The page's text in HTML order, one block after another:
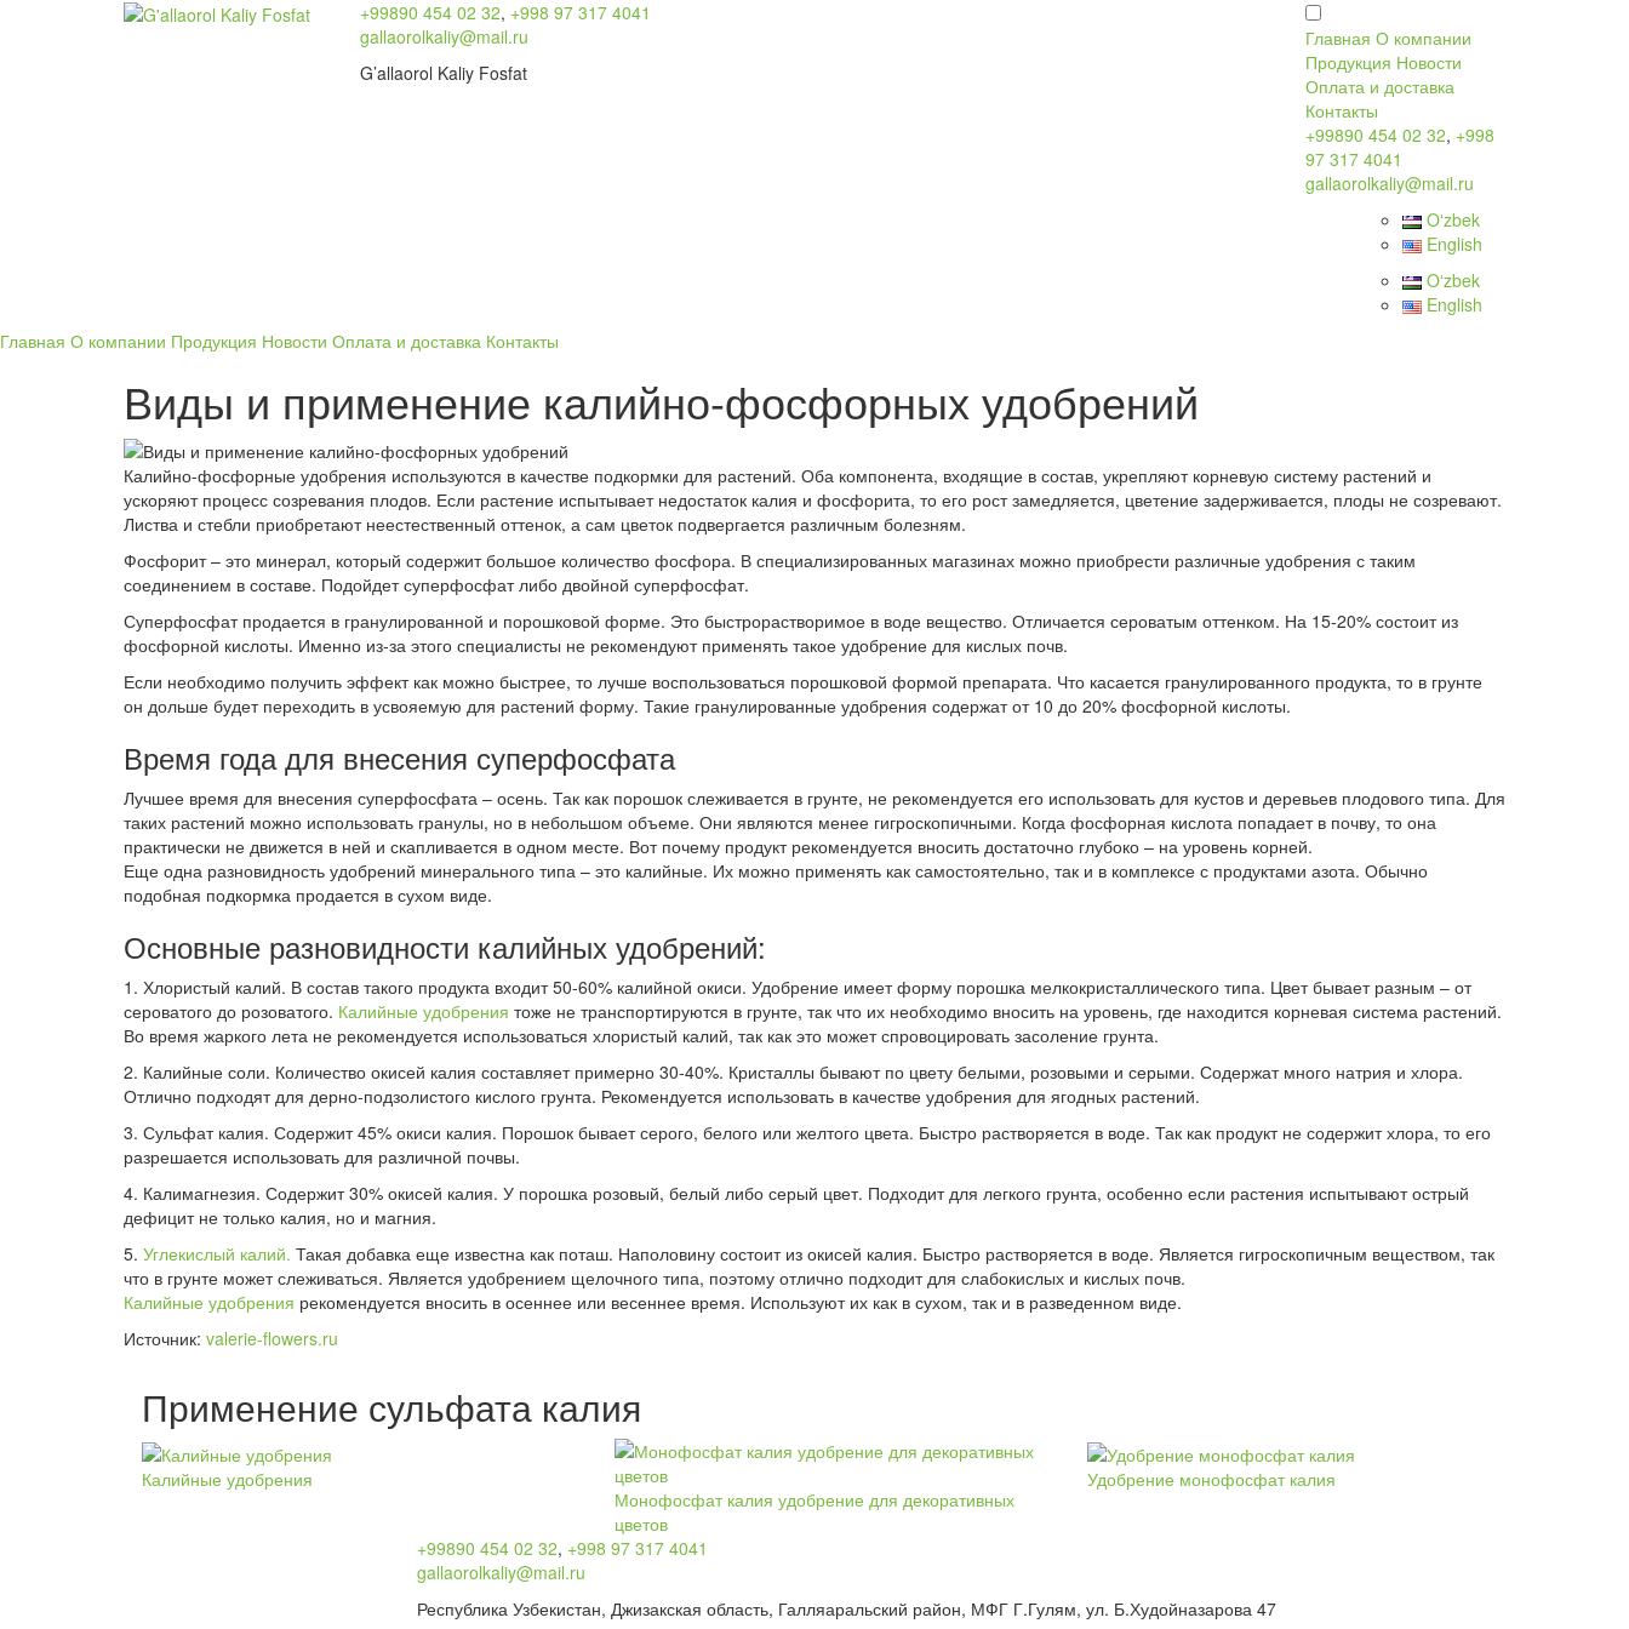
+99890 454 02 32, +998 97 317 4041
gallaorolkaliy@mail.ru
G’allaorol Kaliy Fosfat
Главная О компании
Продукция Новости
Оплата и доставка
Контакты
+99890 454 02 32, +998
97 317 4041
gallaorolkaliy@mail.ru
Oʻzbek
English
Oʻzbek
English
Главная О компании Продукция Новости Оплата и доставка Контакты
Виды и применение калийно-фосфорных удобрений
Калийно-фосфорные удобрения используются в качестве подкормки для растений. Оба компонента, входящие в состав, укрепляют корневую систему растений и
ускоряют процесс созревания плодов. Если растение испытывает недостаток калия и фосфорита, то его рост замедляется, цветение задерживается, плоды не созревают.
Листва и стебли приобретают неестественный оттенок, а сам цветок подвергается различным болезням.
Фосфорит – это минерал, который содержит большое количество фосфора. В специализированных магазинах можно приобрести различные удобрения с таким
соединением в составе. Подойдет суперфосфат либо двойной суперфосфат.
Суперфосфат продается в гранулированной и порошковой форме. Это быстрорастворимое в воде вещество. Отличается сероватым оттенком. На 15-20% состоит из
фосфорной кислоты. Именно из-за этого специалисты не рекомендуют применять такое удобрение для кислых почв.
Если необходимо получить эффект как можно быстрее, то лучше воспользоваться порошковой формой препарата. Что касается гранулированного продукта, то в грунте
он дольше будет переходить в усвояемую для растений форму. Такие гранулированные удобрения содержат от 10 до 20% фосфорной кислоты.
Время года для внесения суперфосфата
Лучшее время для внесения суперфосфата – осень. Так как порошок слеживается в грунте, не рекомендуется его использовать для кустов и деревьев плодового типа. Для
таких растений можно использовать гранулы, но в небольшом объеме. Они являются менее гигроскопичными. Когда фосфорная кислота попадает в почву, то она
практически не движется в ней и скапливается в одном месте. Вот почему продукт рекомендуется вносить достаточно глубоко – на уровень корней.
Еще одна разновидность удобрений минерального типа – это калийные. Их можно применять как самостоятельно, так и в комплексе с продуктами азота. Обычно
подобная подкормка продается в сухом виде.
Основные разновидности калийных удобрений:
1. Хлористый калий. В состав такого продукта входит 50-60% калийной окиси. Удобрение имеет форму порошка мелкокристаллического типа. Цвет бывает разным – от
сероватого до розоватого. Калийные удобрения тоже не транспортируются в грунте, так что их необходимо вносить на уровень, где находится корневая система растений.
Во время жаркого лета не рекомендуется использоваться хлористый калий, так как это может спровоцировать засоление грунта.
2. Калийные соли. Количество окисей калия составляет примерно 30-40%. Кристаллы бывают по цвету белыми, розовыми и серыми. Содержат много натрия и хлора.
Отлично подходят для дерно-подзолистого кислого грунта. Рекомендуется использовать в качестве удобрения для ягодных растений.
3. Сульфат калия. Содержит 45% окиси калия. Порошок бывает серого, белого или желтого цвета. Быстро растворяется в воде. Так как продукт не содержит хлора, то его
разрешается использовать для различной почвы.
4. Калимагнезия. Содержит 30% окисей калия. У порошка розовый, белый либо серый цвет. Подходит для легкого грунта, особенно если растения испытывают острый
дефицит не только калия, но и магния.
5. Углекислый калий. Такая добавка еще известна как поташ. Наполовину состоит из окисей калия. Быстро растворяется в воде. Является гигроскопичным веществом, так
что в грунте может слеживаться. Является удобрением щелочного типа, поэтому отлично подходит для слабокислых и кислых почв.
Калийные удобрения рекомендуется вносить в осеннее или весеннее время. Используют их как в сухом, так и в разведенном виде.
Источник: valerie-flowers.ru
Применение сульфата калия
Калийные удобрения
Монофосфат калия удобрение для декоративных
цветов
Удобрение монофосфат калия
+99890 454 02 32, +998 97 317 4041
gallaorolkaliy@mail.ru
Республика Узбекистан, Джизакская область, Галляаральский район, МФГ Г.Гулям, ул. Б.Худойназарова 47